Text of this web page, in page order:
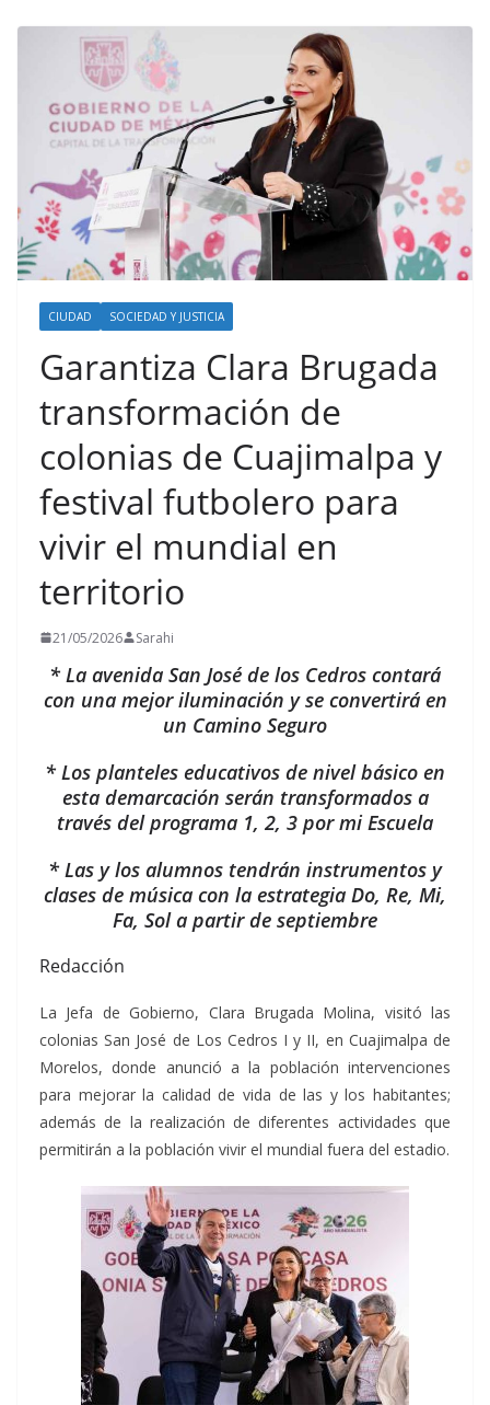
CIUDAD SOCIEDAD Y JUSTICIA
Garantiza Clara Brugada
transformación de
colonias de Cuajimalpa y
festival futbolero para
vivir el mundial en
territorio
21/05/2026 Sarahi
* La avenida San José de los Cedros contará
con una mejor iluminación y se convertirá en
un Camino Seguro
* Los planteles educativos de nivel básico en
esta demarcación serán transformados a
través del programa 1, 2, 3 por mi Escuela
* Las y los alumnos tendrán instrumentos y
clases de música con la estrategia Do, Re, Mi,
Fa, Sol a partir de septiembre
Redacción
La Jefa de Gobierno, Clara Brugada Molina, visitó las
colonias San José de Los Cedros I y II, en Cuajimalpa de
Morelos, donde anunció a la población intervenciones
para mejorar la calidad de vida de las y los habitantes;
además de la realización de diferentes actividades que
permitirán a la población vivir el mundial fuera del estadio.